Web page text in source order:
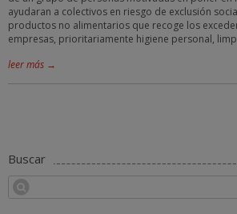
ayudaran a colectivos en riesgo de exclusión
productos no alimentarios que recoge los
empresas, prioritariamente higiene personal,
leer más →
Buscar